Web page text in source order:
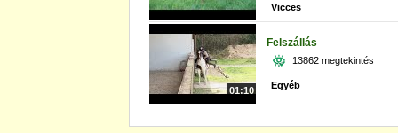
01:10
Vicces
Felszállás
13862 megtekintés
Egyéb